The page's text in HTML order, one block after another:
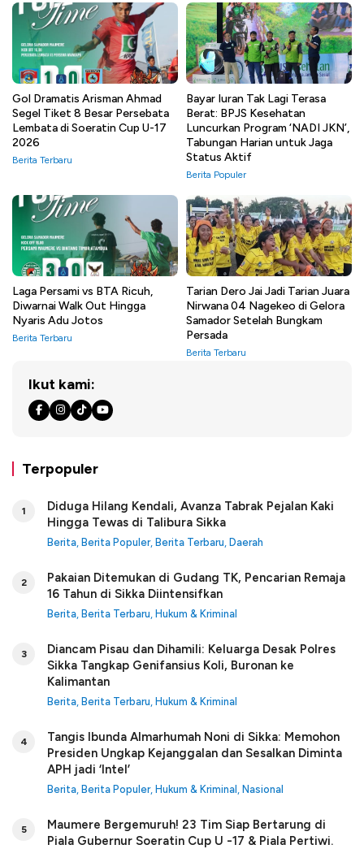
Gol Dramatis Arisman Ahmad
Segel Tiket 8 Besar Persebata
Lembata di Soeratin Cup U-17
2026
Berita Terbaru
Bayar Iuran Tak Lagi Terasa
Berat: BPJS Kesehatan
Luncurkan Program ‘NADI JKN’,
Tabungan Harian untuk Jaga
Status Aktif
Berita Populer
Laga Persami vs BTA Ricuh,
Diwarnai Walk Out Hingga
Nyaris Adu Jotos
Berita Terbaru
Tarian Dero Jai Jadi Tarian Juara
Nirwana 04 Nagekeo di Gelora
Samador Setelah Bungkam
Persada
Berita Terbaru
Ikut kami:
Terpopuler
1
Diduga Hilang Kendali, Avanza Tabrak Pejalan Kaki
Hingga Tewas di Talibura Sikka
Berita Berita Populer, Berita Terbaru Daerah
2
Pakaian Ditemukan di Gudang TK, Pencarian Remaja
16 Tahun di Sikka Diintensifkan
Berita Berita Terbaru Hukum & Kriminal
3
Diancam Pisau dan Dihamili: Keluarga Desak Polres
Sikka Tangkap Genifansius Koli, Buronan ke
Kalimantan
Berita Berita Terbaru Hukum & Kriminal
4
Tangis Ibunda Almarhumah Noni di Sikka: Memohon
Presiden Ungkap Kejanggalan dan Sesalkan Diminta
APH jadi ‘Intel’
Berita Berita Populer, Hukum & Kriminal Nasional
5
Maumere Bergemuruh! 23 Tim Siap Bertarung di
Piala Gubernur Soeratin Cup U -17 & Piala Pertiwi.